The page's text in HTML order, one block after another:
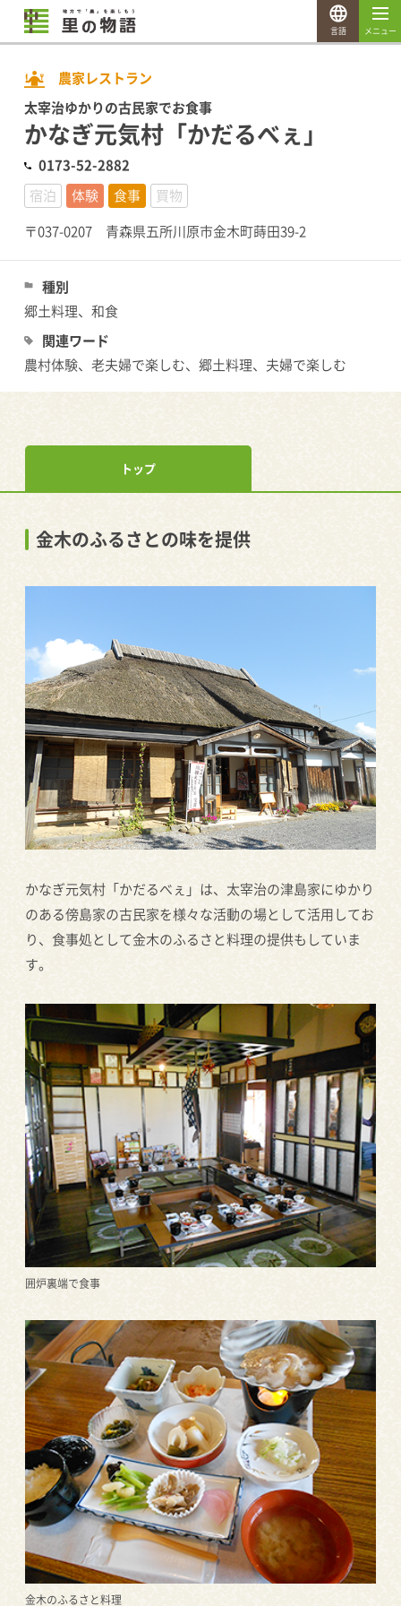
農家レストラン
太宰治ゆかりの古民家でお食事
かなぎ元気村「かだるべぇ」
0173-52-2882
宿泊
体験 食事
買物
〒037-0207 青森県五所川原市金木町蒔田39-2
種別
郷土料理、和食
関連ワード
農村体験、老夫婦で楽しむ、郷土料理、夫婦で楽しむ
トップ
金木のふるさとの味を提供
かなぎ元気村「かだるべぇ」は、太宰治の津島家にゆかり
のある傍島家の古民家を様々な活動の場として活用してお
り、食事処として金木のふるさと料理の提供もしていま
す。
囲炉裏端で食事
金木のふるさと料理
メニュー
言語